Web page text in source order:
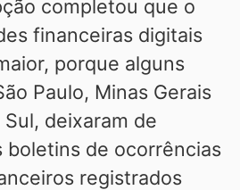
completou que o
financeiras digitais
porque alguns
Paulo, Minas Gerais
deixaram de
boletins de ocorrências
registrados